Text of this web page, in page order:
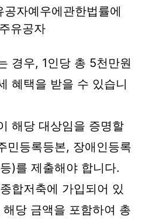
공자예우에관한법률에
유공자
경우, 1인당 총 5천만원
혜택을 받을 수 있습니
해당 대상임을 증명할
민등록등본, 장애인등록
)를 제출해야 합니다.
합저축에 가입되어 있
당 금액을 포함하여 총